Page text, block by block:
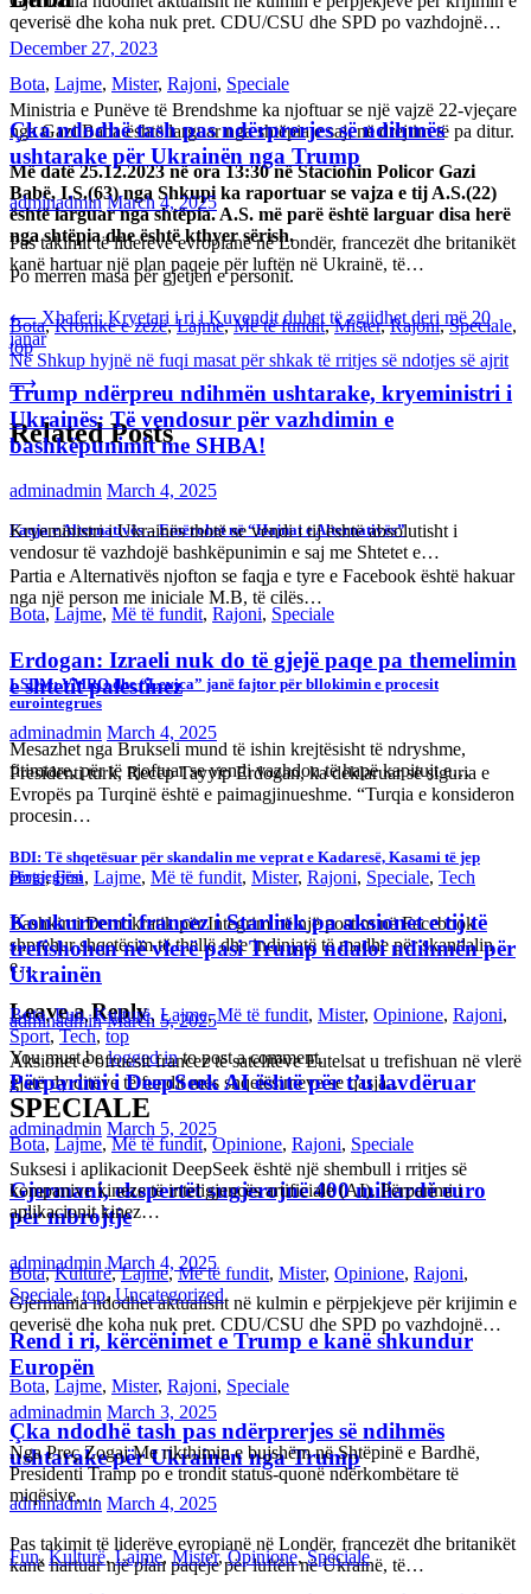
December 27, 2023
Ministria e Punëve të Brendshme ka njoftuar se një vajzë 22-vjeçare
nga Gazi Baba është larguar nga shtëpia e saj, në drejtim të pa ditur.
Më datë 25.12.2023 në ora 13:30 në Stacionin Policor Gazi
Babë, I.S.(63) nga Shkupi ka raportuar se vajza e tij A.S.(22)
është larguar nga shtëpia. A.S. më parë është larguar disa herë
nga shtëpia dhe është kthyer sërish.
Po merren masa për gjetjen e personit.
Post
navigation
⟵ Xhaferi: Kryetari i ri i Kuvendit duhet të zgjidhet deri më 20
janar
Në Shkup hyjnë në fuqi masat për shkak të rritjes së ndotjes së ajrit
⟶
Related Posts
Faqja e Alternativës – Emërohet në “Hajnat e Alternativës”
Partia e Alternativës njofton se faqja e tyre e Facebook është hakuar
nga një person me iniciale M.B, të cilës…
LSDM: VMRO dhe “Levica” janë fajtor për bllokimin e procesit
eurointegrues
Mesazhet nga Brukseli mund të ishin krejtësisht të ndryshme,
fitimtare, për të njoftuar se vendi vazhdon të hapë kapitujt e…
BDI: Të shqetësuar për skandalin me veprat e Kadaresë, Kasami të jep
përgjegjësi
Bashkimi Demokratik për Integrim në një postim në Facebook
shprehur shqetësim të thellë dhe indinjatë të madhe për skandalin
e…
Leave a Reply
You must belogged into post a comment.
SPECIALE
qeverisë dhe koha nuk pret. CDU/CSU dhe SPD po vazhdojnë…
Bota, Lajme, Mister, Rajoni, Speciale
Çka ndodhë tash pas ndërprerjes së ndihmës
ushtarake për Ukrainën nga Trump
adminadmin March 4, 2025
Pas takimit të liderëve evropianë në Londër, francezët dhe britanikët
kanë hartuar një plan paqeje për luftën në Ukrainë, të…
Bota,Kronikë e zezë,Lajme,Më të fundit,Mister,Rajoni,Speciale,
top
Trump ndërpreu ndihmën ushtarake, kryeministri i
Ukrainës: Të vendosur për vazhdimin e
bashkëpunimit me SHBA!
adminadmin March 4, 2025
Kryeministri i Ukrainës thotë se vendi i tij është absolutisht i
vendosur të vazhdojë bashkëpunimin e saj me Shtetet e…
Bota,Lajme, Më të fundit, Rajoni, Speciale
Erdogan: Izraeli nuk do të gjejë paqe pa themelimin
e shtetit palestinez
adminadmin March 4, 2025
Presidenti turk, Recep Tayyip Erdogan, ka deklaruar se siguria e
Evropës pa Turqinë është e paimagjinueshme. “Turqia e konsideron
procesin…
Bota,Fun, Lajme, Më të fundit, Mister, Rajoni, Speciale, Tech
Konkurrenti francez i Starlink pa aksionet e tij të
trefishohen në vlerë pasi Trump ndaloi ndihmën për
Ukrainën
adminadmin March 5, 2025
Aksionet e ofruesit francez të satelitëve Eutelsat u trefishuan në vlerë
gjatë dy ditëve të fundit mes shqetësimeve se qasja…
Bota,Lajme,Më të fundit,Opinione, Rajoni, Speciale
Gjermani, ekspertët sugjerojnë 400 miliardë euro
për mbrojtje
adminadmin March 4, 2025
Gjermania ndodhet aktualisht në kulmin e përpjekjeve për krijimin e
qeverisë dhe koha nuk pret. CDU/CSU dhe SPD po vazhdojnë…
Bota, Lajme, Mister, Rajoni, Speciale
Çka ndodhë tash pas ndërprerjes së ndihmës
ushtarake për Ukrainën nga Trump
adminadmin March 4, 2025
Pas takimit të liderëve evropianë në Londër, francezët dhe britanikët
kanë hartuar një plan paqeje për luftën në Ukrainë, të…
Bota,Fun,Kulturë, Lajme,Më të fundit, Mister, Opinione, Rajoni,
Sport, Tech, top
Përparimi i DeepSeek AI është për t’u lavdëruar
adminadmin March 5, 2025
Suksesi i aplikacionit DeepSeek është një shembull i rritjes së
kompanive kineze të inteligjencës artificiale (AI). Përparimi i
aplikacionit kinez…
Bota,Kulturë,Lajme,Më të fundit, Mister, Opinione, Rajoni,
Speciale,top, Uncategorized
Rend i ri, kërcënimet e Trump e kanë shkundur
Europën
adminadmin March 3, 2025
Nga Preç Zogaj Me rikthimin e bujshëm në Shtëpinë e Bardhë,
Presidenti Tramp po e trondit status-quonë ndërkombëtare të
miqësive,…
Fun,Kulturë,Lajme,Mister,Opinione,Speciale